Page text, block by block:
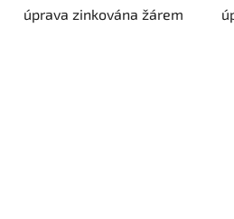
úprava zinkována žárem